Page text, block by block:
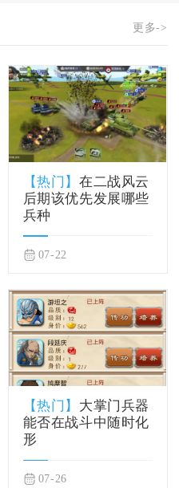
更多->
【热门】在二战风云
后期该优先发展哪些
兵种
07-22
【热门】 大掌门兵器
能否在战斗中随时化
形
07-26